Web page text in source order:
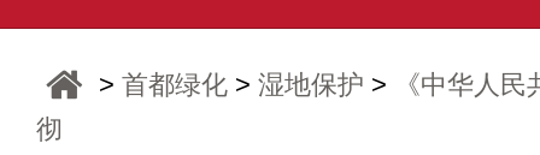
>首都绿化 >湿地保护 >
《中华人
彻